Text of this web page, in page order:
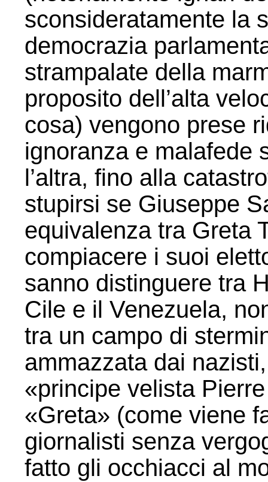
sconsideratamente la
democrazia
strampalate della
proposito dell’alta
cosa) vengono prese
ignoranza e malafede
l’altra, fino alla
stupirsi se Giuseppe
equivalenza tra Greta
compiacere i suoi
sanno distinguere tra
Cile e il Venezuela,
tra un campo di
ammazzata dai
«principe velista
«Greta» (come viene
giornalisti senza
fatto gli occhiacci al